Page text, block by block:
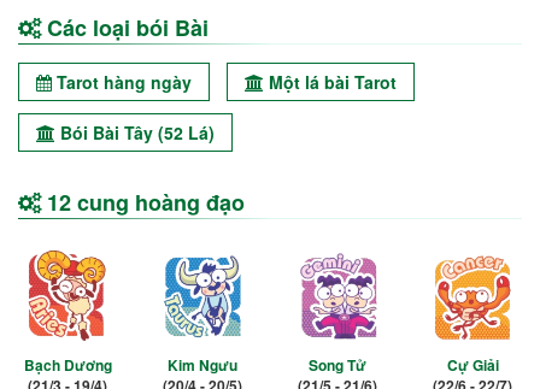
Các loại bói Bài
Tarot hàng ngày Một lá bài Tarot
Bói Bài Tây (52 Lá)
12 cung hoàng đạo
Bạch Dương
Kim Ngưu
Song Tử
Cự Giải